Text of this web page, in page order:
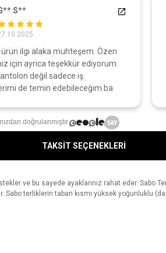
S**
ilgi alaka muhteşem. Özen
için ayrıca teşekkür ediyorum.
değil sadece iş
de temin edebileceğim ba
doğrulanmıştır.
TAKSİT SEÇENEKLERİ
ve bu sayede ayaklarınız rahat eder. Sabo
Sabo terliklerin taban kısmı yüksek yoğunluklu